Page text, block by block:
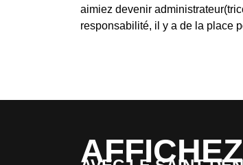
aimiez devenir
responsabilité, il y a de la place